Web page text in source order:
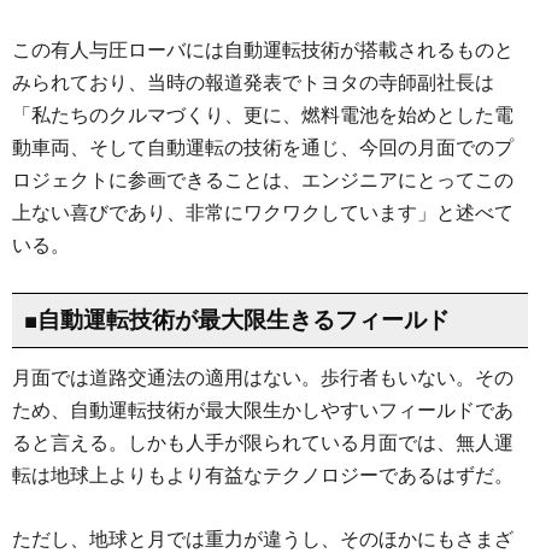
この有人与圧ローバには自動運転技術が搭載されるものと
みられており、当時の報道発表でトヨタの寺師副社長は
「私たちのクルマづくり、更に、燃料電池を始めとした電
動車両、そして自動運転の技術を通じ、今回の月面でのプ
ロジェクトに参画できることは、エンジニアにとってこの
上ない喜びであり、非常にワクワクしています」と述べて
いる。
■自動運転技術が最大限生きるフィールド
月面では道路交通法の適用はない。歩行者もいない。その
ため、自動運転技術が最大限生かしやすいフィールドであ
ると言える。しかも人手が限られている月面では、無人運
転は地球上よりもより有益なテクノロジーであるはずだ。
ただし、地球と月では重力が違うし、そのほかにもさまざ